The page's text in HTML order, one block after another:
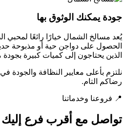
جودة يمكنك الوثوق بها
يُعد مسالخ الشمال خيارًا رائعًا لمحبي
الحصول على دواجن حية أو مذبوحة
الذين يحتاجون إلى كميات كبيرة بجودة
نلتزم بأعلى معايير النظافة والجودة
رضاكم التام.
📍 فروعنا وخدماتنا
تواصل مع أقرب فرع إليك